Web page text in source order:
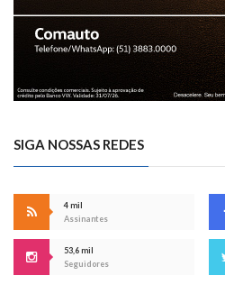
SIGA NOSSAS REDES
4 mil
Assinantes
53,6 mil
Seguidores